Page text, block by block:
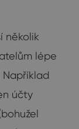
několik
lépe
účty